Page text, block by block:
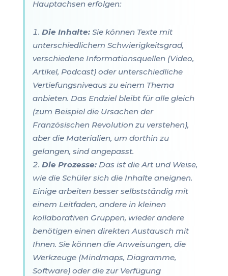
Hauptachsen erfolgen:
Die Inhalte:Sie können Texte mit
unterschiedlichem Schwierigkeitsgrad,
verschiedene Informationsquellen (Video,
Artikel, Podcast) oder unterschiedliche
Vertiefungsniveaus zu einem Thema
anbieten. Das Endziel bleibt für alle gleich
(zum Beispiel die Ursachen der
Französischen Revolution zu verstehen),
aber die Materialien, um dorthin zu
gelangen, sind angepasst.
Die Prozesse:Das ist die Art und Weise,
wie die Schüler sich die Inhalte aneignen.
Einige arbeiten besser selbstständig mit
einem Leitfaden, andere in kleinen
kollaborativen Gruppen, wieder andere
benötigen einen direkten Austausch mit
Ihnen. Sie können die Anweisungen, die
Werkzeuge (Mindmaps, Diagramme,
Software) oder die zur Verfügung